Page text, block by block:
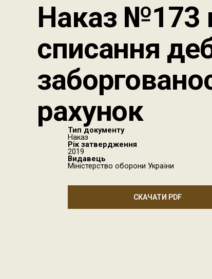
Наказ №173
списання
рахунок
Тип документу
Наказ
Рік затвердження
2019
Видавець
Міністерство оборони України
СКАЧАТИ PDF